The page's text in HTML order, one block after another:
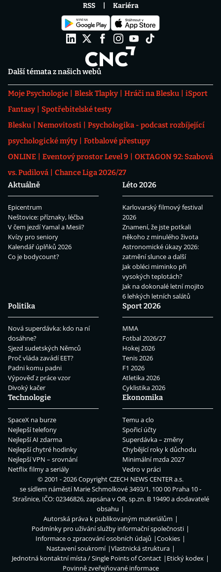
Další témata z našich webů
Moje Psychologie Blesk Tlapky Hráči na Blesku
iSport
Fantasy
Spotřebitelské testy
Blesku
Nemovitosti
Psychologika - podcast rozbíjející
psychologické mýty
Fotbalové přestupy
ONLINE
Eventový prostor Level 9
OKTAGON 92: Szabová
vs. Pudilová
Chance Liga 2026/27
Aktuálně
Epicentrum
Neštovice: příznaky, léčba
V čem jezdí Yamal a Mesii?
Kvízy pro seniory
Kalendář úplňků 2026
Co je bodycount?
Léto 2026
Karlovarský filmový festival
2026
Znamení, že jste potkali
někoho z minulého života
Astronomické úkazy 2026:
zatmění slunce a další
Jak obléci miminko při
vysokých teplotách?
Jak na dokonalé letní mojito
6 lehkých letních salátů
Politika
Nová superdávka: kdo na ní
dosáhne?
Sjezd sudetských Němců
Proč vláda zavádí EET?
Padni komu padni
Výpověď z práce vzor
Divoký kačer
Sport 2026
MMA
Fotbal 2026/27
Hokej 2026
Tenis 2026
F1 2026
Atletika 2026
Cyklistika 2026
Technologie
SpaceX na burze
Nejlepší telefony
Nejlepší AI zdarma
Nejlepší chytré hodinky
Nejlepší VPN – srovnání
Netflix filmy a seriály
Ekonomika
Temu a clo
Spořicí účty
Superdávka – změny
Chybějící roky k důchodu
Minimální mzda 2027
Vedro v práci
RSS Kariéra
© 2001 - 2026 CopyrightCZECH NEWS CENTER a.s.
se sídlem náměstí Marie Schmolkové 3493/1, 100 00 Praha 10 -
Strašnice, IČO: 02346826, zapsána v OR, sp.zn. B 19490 a dodavatelé
obsahu
Autorská práva k publikovaným materiálům
Podmínky pro užívání služby informační společnosti
Informace o zpracování osobních údajů
Cookies
Nastavení soukromí
Vlastnická struktura
Jednotná kontaktní místa / Single Points of Contact
Etický kodex
Povinně zveřejňované informace